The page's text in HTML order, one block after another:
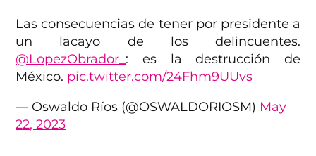
Las consecuencias de tener por presidente a
un lacayo de los delincuentes.
@LopezObrador_ : es la destrucción de
México. pic.twitter.com/24Fhm9UUvs
— Oswaldo Ríos (@OSWALDORIOSM) May
22, 2023